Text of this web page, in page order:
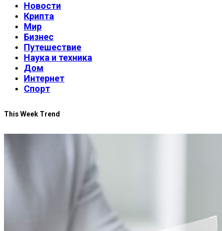
Новости
Крипта
Мир
Бизнес
Путешествие
Наука и техника
Дом
Интернет
Спорт
This Week Trend